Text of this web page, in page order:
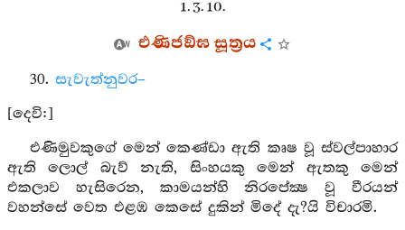
1. 3. 10.
එණිජඞ්ඝ සූත්‍රය
30. සැවැත්නුවර–
[දෙවි:]
එණිමුවකුගේ මෙන් කෙණ්ඩා ඇති කෘෂ වූ ස්වල්පාහාර
ඇති ලොල් බැව් නැති, සිංහයකු මෙන් ඇතකු මෙන්
එකලාව හැසිරෙන, කාමයන්හි නිරපේක්‍ෂ වූ වීරයන්
වහන්සේ වෙත එළඹ කෙසේ දුකින් මිදේ දැ?යි විචාරමි.